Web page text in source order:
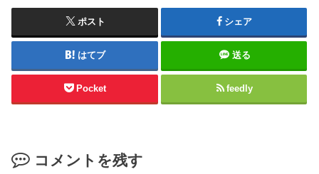
ポスト シェア
はてブ 送る
Pocket feedly
コメントを残す